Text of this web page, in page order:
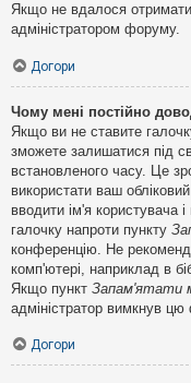
Якщо не вдалося
адміністратором форуму.
Догори
Чому мені постійно
Якщо ви не ставите
зможете залишатися під
встановленого часу. Це
використати ваш
вводити ім'я користувача
галочку напроти пункту
конференцію. Не
комп'ютері, наприклад в
Якщо пункт Запам'ятати
адміністратор вимкнув цю
Догори